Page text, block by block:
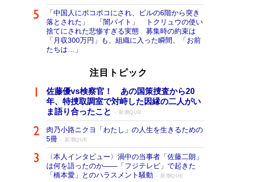
「中国人にボコボコにされ、ビルの6階から突き
落とされた」 「闇バイト」 トクリュウの使い
捨てにされた悲惨すぎる実態 募集時の約束は
「月収300万円」も、組織に入った瞬間、「お前
たちは…」
注目トピック
佐藤優vs検察官！ あの国策捜査から20
年、特捜取調室で対峙した因縁の二人がい
ま語り合ったこと
新潮QUE
肉乃小路ニクヨ「わたし」の人生を生きるための
5冊
新潮QUE
〈本人インタビュー〉渦中の当事者「佐藤二朗」
は何を語ったのか――「フジテレビ」で起きた
「橋本愛」とのハラスメント騒動
新潮QUE